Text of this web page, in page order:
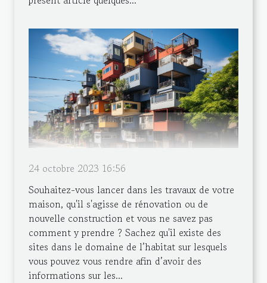
24 octobre 2023 16:56
Souhaitez-vous lancer dans les travaux de votre
maison, qu'il s'agisse de rénovation ou de
nouvelle construction et vous ne savez pas
comment y prendre ? Sachez qu'il existe des
sites dans le domaine de l’habitat sur lesquels
vous pouvez vous rendre afin d’avoir des
informations sur les...